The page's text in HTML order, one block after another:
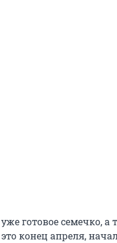
готовое семечко,
конец апреля,